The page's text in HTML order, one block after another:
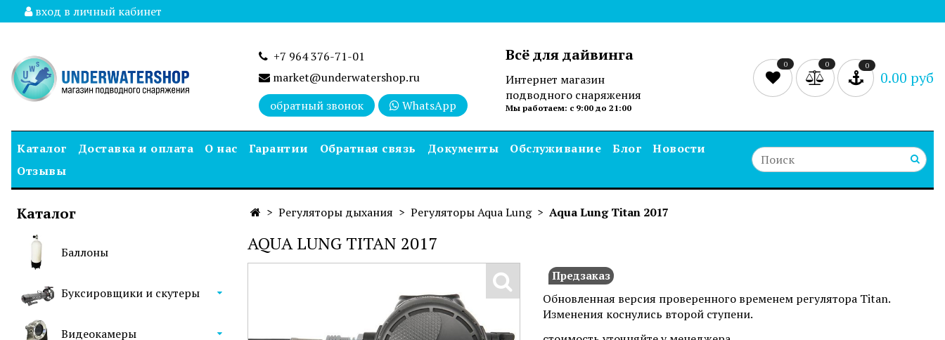
вход в личный кабинет
+7 964 376-71-01
market@underwatershop.ru
обратный звонок
WhatsApp
Всё для дайвинга
Интернет магазин
подводного снаряжения
Мы работаем: с 9:00 до 21:00
0 0 0
0.00 руб
Каталог Доставка и оплата О нас Гарантии Обратная связь Документы Обслуживание Блог
Новости
Отзывы
Каталог
Баллоны
Буксировщики и скутеры
Видеокамеры
Регуляторы дыхания Регуляторы Aqua Lung Aqua Lung Titan 2017
AQUA LUNG TITAN 2017
Предзаказ
Обновленная версия проверенного временем регулятора Titan.
Изменения коснулись второй ступени.